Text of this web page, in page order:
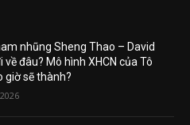
nhũng Sheng Thao – David
về đâu? Mô hình XHCN của Tô
giờ sẽ thành?